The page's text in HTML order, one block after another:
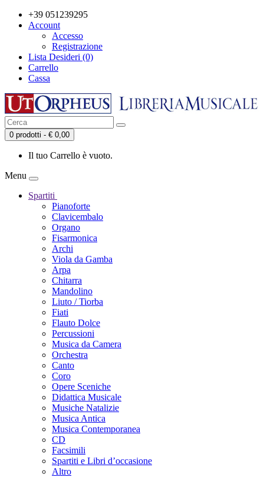
+39 051239295
Account
Accesso
Registrazione
Lista Desideri (0)
Carrello
Cassa
0 prodotti - € 0,00
Il tuo Carrello è vuoto.
Menu
Spartiti
Pianoforte
Clavicembalo
Organo
Fisarmonica
Archi
Viola da Gamba
Arpa
Chitarra
Mandolino
Liuto / Tiorba
Fiati
Flauto Dolce
Percussioni
Musica da Camera
Orchestra
Canto
Coro
Opere Sceniche
Didattica Musicale
Musiche Natalizie
Musica Antica
Musica Contemporanea
CD
Facsimili
Spartiti e Libri d’occasione
Altro